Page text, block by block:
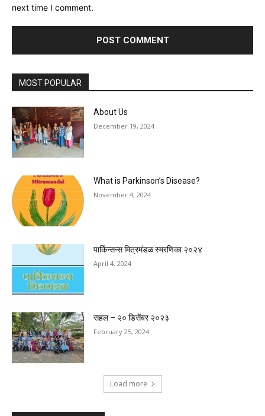
next time I comment.
MOST POPULAR
About Us
December 19, 2024
What is Parkinson’s Disease?
November 4, 2024
पार्किन्सन्स मित्रमंडळ स्मरणिका २०२४
April 4, 2024
सहल – २० डिसेंबर २०२३
February 25, 2024
Load more